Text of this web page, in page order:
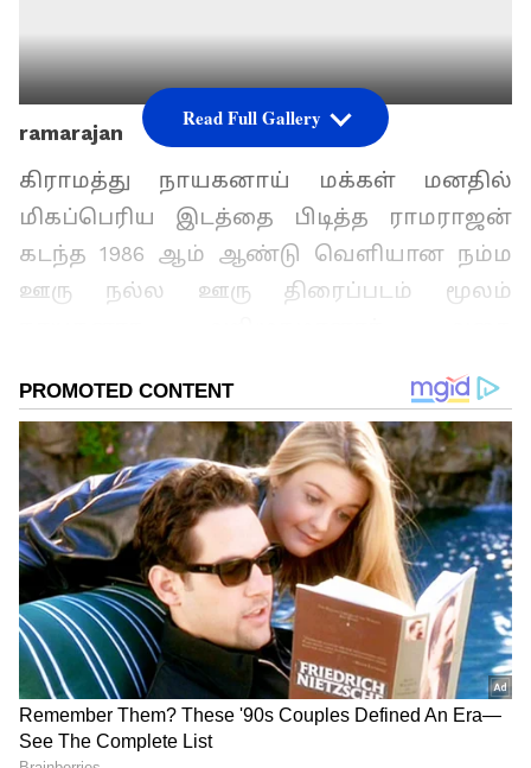
ramarajan
கிராமத்து நாயகனாய் மக்கள் மனதில்
மிகப்பெரிய இடத்தை பிடித்த ராமராஜன்
கடந்த 1986 ஆம் ஆண்டு வெளியான நம்ம
ஊரு நல்ல ஊரு திரைப்படம் மூலம்
வெற்றி படங்களாகவே அமைந்தது.
கங்கை அமரன்இயக்கிய கரகாட்டக்காரன்
படம் 100 நாட்களுக்கு மேல் ஓடி மிகப் பெரிய
பிளாக்பஸ்டர் படமாய் வெற்றியை பெற்றுக்
கொடுத்தது. சில திரை அரங்குகளில் ஒரு
வருடம் கூட இந்த படம் ஒட்டப்பட்டு 400
நாட்கள் ஓடியதற்கான சாதனையையும்
பெற்றது.
ஏசியாநெட் தமிழ்-ஐ உங்கள் முதன்மைத்
Read Full Gallery